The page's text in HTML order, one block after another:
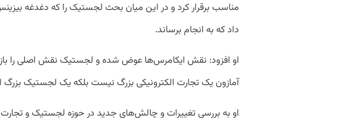
مناسب برقرار کرد و در این میان بحث لجستیک را که دغدغه
داد که به انجام برساند.
او افزود: نقش ایکامرس‌ها عوض شده و لجستیک نقش اصلی را
آمازون یک تجارت الکترونیکی بزرگ نیست بلکه یک لجستیک
او به بررسی تغییرات و چالش‌های جدید در حوزه لجستیک و تجارت